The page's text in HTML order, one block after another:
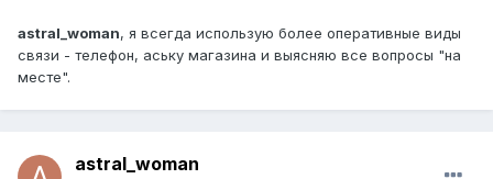
astral_woman, я всегда использую более оперативные виды
связи - телефон, аську магазина и выясняю все вопросы "на
месте".
astral_woman